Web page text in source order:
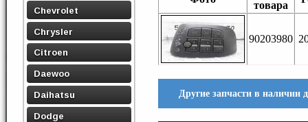
Chevrolet
Chrysler
Citroen
Daewoo
Daihatsu
Dodge
товара
90203980
Другие запчасти в наличии